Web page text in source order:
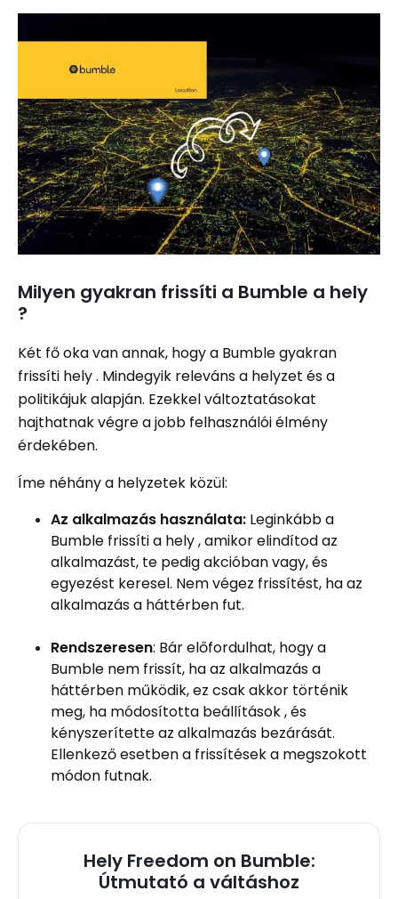
Milyen gyakran frissíti a Bumble a hely
?
Két fő oka van annak, hogy a Bumble gyakran
frissíti hely . Mindegyik releváns a helyzet és a
politikájuk alapján. Ezekkel változtatásokat
hajthatnak végre a jobb felhasználói élmény
érdekében.
Íme néhány a helyzetek közül:
Az alkalmazás használata: Leginkább a
Bumble frissíti a hely , amikor elindítod az
alkalmazást, te pedig akcióban vagy, és
egyezést keresel. Nem végez frissítést, ha az
alkalmazás a háttérben fut.
Rendszeresen: Bár előfordulhat, hogy a
Bumble nem frissít, ha az alkalmazás a
háttérben működik, ez csak akkor történik
meg, ha módosította beállítások , és
kényszerítette az alkalmazás bezárását.
Ellenkező esetben a frissítések a megszokott
módon futnak.
Hely Freedom on Bumble:
Útmutató a váltáshoz